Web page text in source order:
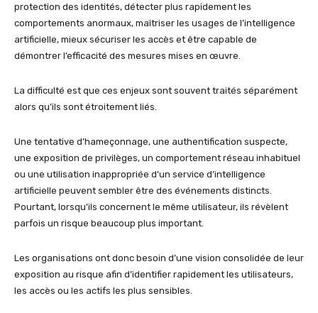
protection des identités, détecter plus rapidement les
comportements anormaux, maîtriser les usages de l’intelligence
artificielle, mieux sécuriser les accès et être capable de
démontrer l’efficacité des mesures mises en œuvre.
La difficulté est que ces enjeux sont souvent traités séparément
alors qu’ils sont étroitement liés.
Une tentative d’hameçonnage, une authentification suspecte,
une exposition de privilèges, un comportement réseau inhabituel
ou une utilisation inappropriée d’un service d’intelligence
artificielle peuvent sembler être des événements distincts.
Pourtant, lorsqu’ils concernent le même utilisateur, ils révèlent
parfois un risque beaucoup plus important.
Les organisations ont donc besoin d’une vision consolidée de leur
exposition au risque afin d’identifier rapidement les utilisateurs,
les accès ou les actifs les plus sensibles.